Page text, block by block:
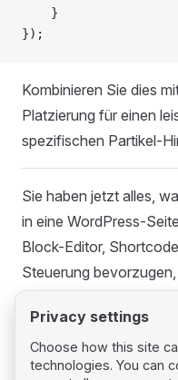
    }
});
Kombinieren Sie dies
Platzierung für einen
spezifischen Partikel-
Sie haben jetzt alles,
in eine WordPress-
Block-Editor,
Steuerung
Aufwand.
Privacy settings
Choose how this site
technologies. You can